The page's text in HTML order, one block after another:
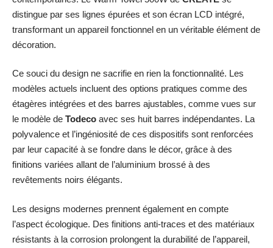
distingue par ses lignes épurées et son écran LCD intégré,
transformant un appareil fonctionnel en un véritable élément de
décoration.
Ce souci du design ne sacrifie en rien la fonctionnalité. Les
modèles actuels incluent des options pratiques comme des
étagères intégrées et des barres ajustables, comme vues sur
le modèle de Todeco avec ses huit barres indépendantes. La
polyvalence et l’ingéniosité de ces dispositifs sont renforcées
par leur capacité à se fondre dans le décor, grâce à des
finitions variées allant de l’aluminium brossé à des
revêtements noirs élégants.
Les designs modernes prennent également en compte
l’aspect écologique. Des finitions anti-traces et des matériaux
résistants à la corrosion prolongent la durabilité de l’appareil,